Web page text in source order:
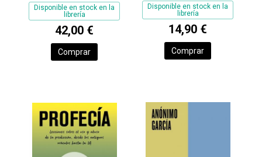
Disponible en stock en la
librería
42,00 €
Comprar
Disponible en stock en la
librería
14,90 €
Comprar